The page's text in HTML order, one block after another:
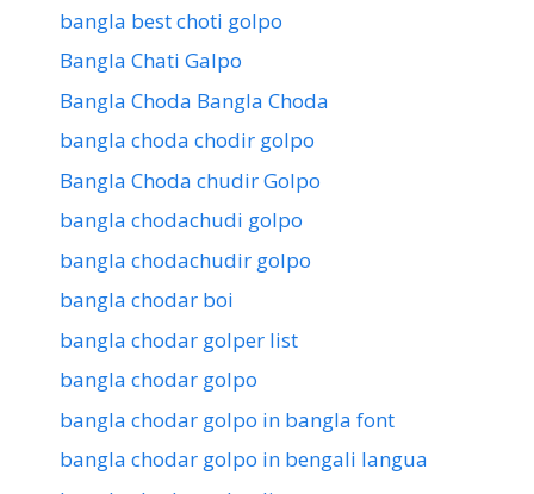
bangla best choti golpo
Bangla Chati Galpo
Bangla Choda Bangla Choda
bangla choda chodir golpo
Bangla Choda chudir Golpo
bangla chodachudi golpo
bangla chodachudir golpo
bangla chodar boi
bangla chodar golper list
bangla chodar golpo
bangla chodar golpo in bangla font
bangla chodar golpo in bengali langua